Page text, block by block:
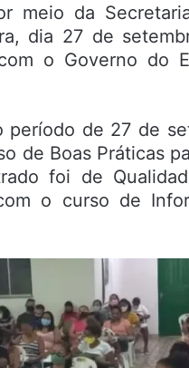
meio da
dia 27 de
o Governo do
período de 27 de
de Boas Práticas
foi de
o curso de